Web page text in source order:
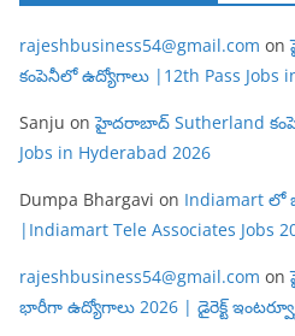
rajeshbusiness54@gmail.com on
కంపెనీలో ఉద్యోగాలు |12th Pass Jobs
Sanju onహైదరాబాద్ Sutherland
Jobs in Hyderabad 2026
Dumpa Bhargavi on Indiamart
|Indiamart Tele Associates Jobs
rajeshbusiness54@gmail.com on
భారీగా ఉద్యోగాలు 2026 | డైరెక్ట్